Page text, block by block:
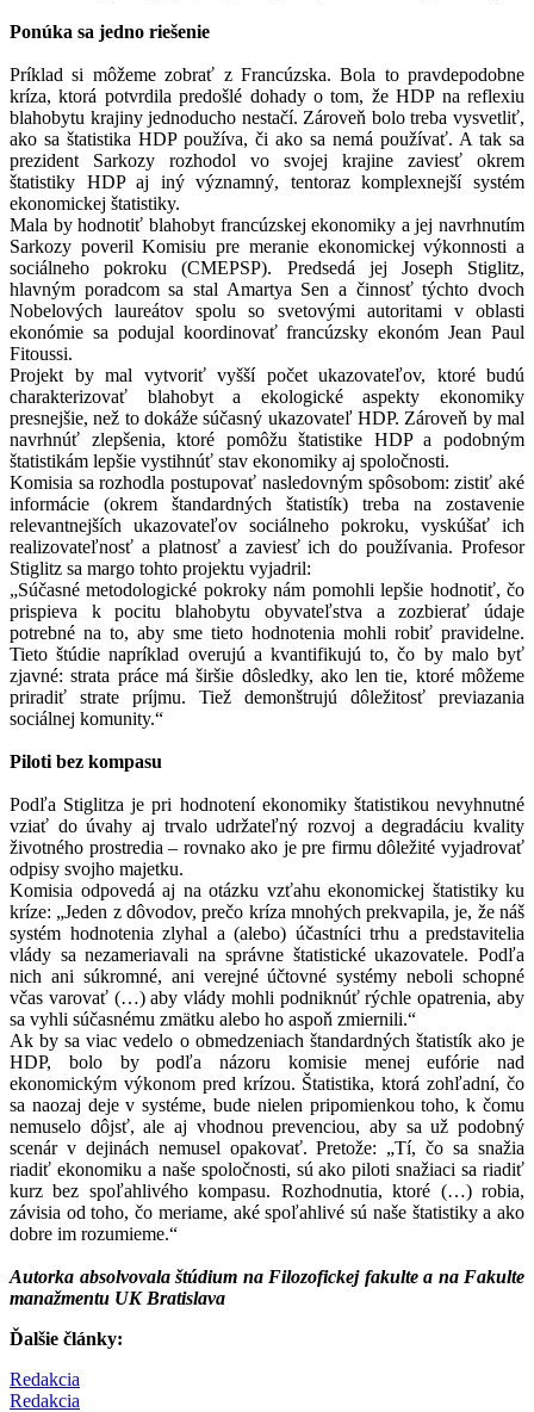
Ponúka sa jedno riešenie
Príklad si môžeme zobrať z Francúzska. Bola to pravdepodobne
kríza, ktorá potvrdila predošlé dohady o tom, že HDP na reflexiu
blahobytu krajiny jednoducho nestačí. Zároveň bolo treba vysvetliť,
ako sa štatistika HDP používa, či ako sa nemá používať. A tak sa
prezident Sarkozy rozhodol vo svojej krajine zaviesť okrem
štatistiky HDP aj iný významný, tentoraz komplexnejší systém
ekonomickej štatistiky.
Mala by hodnotiť blahobyt francúzskej ekonomiky a jej navrhnutím
Sarkozy poveril Komisiu pre meranie ekonomickej výkonnosti a
sociálneho pokroku (CMEPSP). Predsedá jej Joseph Stiglitz,
hlavným poradcom sa stal Amartya Sen a činnosť týchto dvoch
Nobelových laureátov spolu so svetovými autoritami v oblasti
ekonómie sa podujal koordinovať francúzsky ekonóm Jean Paul
Fitoussi.
Projekt by mal vytvoriť vyšší počet ukazovateľov, ktoré budú
charakterizovať blahobyt a ekologické aspekty ekonomiky
presnejšie, než to dokáže súčasný ukazovateľ HDP. Zároveň by mal
navrhnúť zlepšenia, ktoré pomôžu štatistike HDP a podobným
štatistikám lepšie vystihnúť stav ekonomiky aj spoločnosti.
Komisia sa rozhodla postupovať nasledovným spôsobom: zistiť aké
informácie (okrem štandardných štatistík) treba na zostavenie
relevantnejších ukazovateľov sociálneho pokroku, vyskúšať ich
realizovateľnosť a platnosť a zaviesť ich do používania. Profesor
Stiglitz sa margo tohto projektu vyjadril:
„Súčasné metodologické pokroky nám pomohli lepšie hodnotiť, čo
prispieva k pocitu blahobytu obyvateľstva a zozbierať údaje
potrebné na to, aby sme tieto hodnotenia mohli robiť pravidelne.
Tieto štúdie napríklad overujú a kvantifikujú to, čo by malo byť
zjavné: strata práce má širšie dôsledky, ako len tie, ktoré môžeme
priradiť strate príjmu. Tiež demonštrujú dôležitosť previazania
sociálnej komunity.“
Piloti bez kompasu
Podľa Stiglitza je pri hodnotení ekonomiky štatistikou nevyhnutné
vziať do úvahy aj trvalo udržateľný rozvoj a degradáciu kvality
životného prostredia – rovnako ako je pre firmu dôležité vyjadrovať
odpisy svojho majetku.
Komisia odpovedá aj na otázku vzťahu ekonomickej štatistiky ku
kríze: „Jeden z dôvodov, prečo kríza mnohých prekvapila, je, že náš
systém hodnotenia zlyhal a (alebo) účastníci trhu a predstavitelia
vlády sa nezameriavali na správne štatistické ukazovatele. Podľa
nich ani súkromné, ani verejné účtovné systémy neboli schopné
včas varovať (…) aby vlády mohli podniknúť rýchle opatrenia, aby
sa vyhli súčasnému zmätku alebo ho aspoň zmiernili.“
Ak by sa viac vedelo o obmedzeniach štandardných štatistík ako je
HDP, bolo by podľa názoru komisie menej eufórie nad
ekonomickým výkonom pred krízou. Štatistika, ktorá zohľadní, čo
sa naozaj deje v systéme, bude nielen pripomienkou toho, k čomu
nemuselo dôjsť, ale aj vhodnou prevenciou, aby sa už podobný
scenár v dejinách nemusel opakovať. Pretože: „Tí, čo sa snažia
riadiť ekonomiku a naše spoločnosti, sú ako piloti snažiaci sa riadiť
kurz bez spoľahlivého kompasu. Rozhodnutia, ktoré (…) robia,
závisia od toho, čo meriame, aké spoľahlivé sú naše štatistiky a ako
dobre im rozumieme.“
Autorka absolvovala štúdium na Filozofickej fakulte a na Fakulte
manažmentu UK Bratislava
Ďalšie články:
Redakcia
Redakcia